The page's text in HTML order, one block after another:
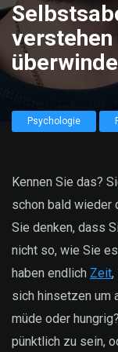
Psychologie
Kennen Sie das?
schon bald wieder
Sie denken, dass
nicht so, wie Sie
haben endlich Zeit,
sich hinsetzen um
müde oder
pünktlich zu sein,